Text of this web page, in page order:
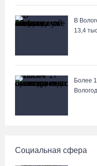
Корпоративный кредитный
2,29 трлн рублей за первое
06.08.26 / 14:43
88-летняя вологжанка
В
13,4
Более
Социальная сфера